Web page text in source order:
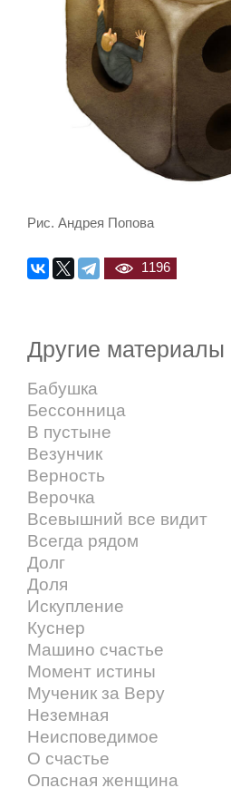
Рис. Андрея Попова
1196
Другие материалы
Бабушка
Бессонница
В пустыне
Везунчик
Верность
Верочка
Всевышний все видит
Всегда рядом
Долг
Доля
Искупление
Куснер
Машино счастье
Момент истины
Мученик за Веру
Неземная
Неисповедимое
О счастье
Опасная женщина